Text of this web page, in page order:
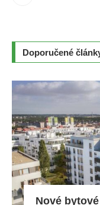
Doporučené
Nové